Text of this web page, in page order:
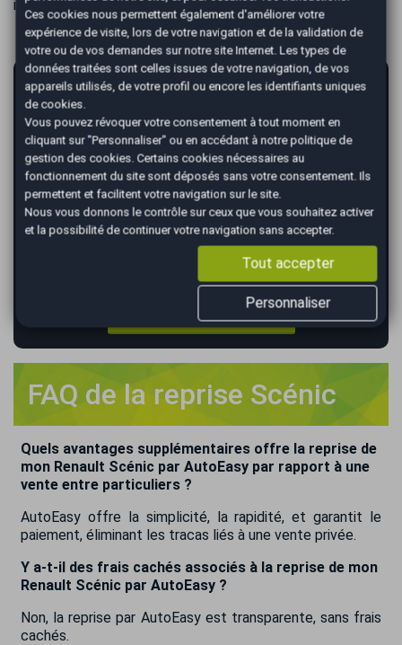
interbancaires.
AutoEasy vous garantit la vente de votre
Renseignez votre immatriculation*
Renseignez le kilométrage de votre véhicule *
VALIDER
FAQ de la reprise Scénic
Quels avantages supplémentaires offre la reprise de
mon Renault Scénic par AutoEasy par rapport à une
vente entre particuliers ?
AutoEasy offre la simplicité, la rapidité, et garantit le
paiement, éliminant les tracas liés à une vente privée.
Y a-t-il des frais cachés associés à la reprise de mon
Renault Scénic par AutoEasy ?
Non, la reprise par AutoEasy est transparente, sans frais
cachés.
Ces cookies nous permettent également d'améliorer votre
expérience de visite, lors de votre navigation et de la validation de
votre ou de vos demandes sur notre site Internet. Les types de
données traitées sont celles issues de votre navigation, de vos
appareils utilisés, de votre profil ou encore les identifiants uniques
de cookies.
Vous pouvez révoquer votre consentement à tout moment en
cliquant sur "Personnaliser" ou en accédant à notre politique de
gestion des cookies. Certains cookies nécessaires au
fonctionnement du site sont déposés sans votre consentement. Ils
permettent et facilitent votre navigation sur le site.
Nous vous donnons le contrôle sur ceux que vous souhaitez activer
et la possibilité de continuer votre navigation sans accepter.
Tout accepter
Personnaliser